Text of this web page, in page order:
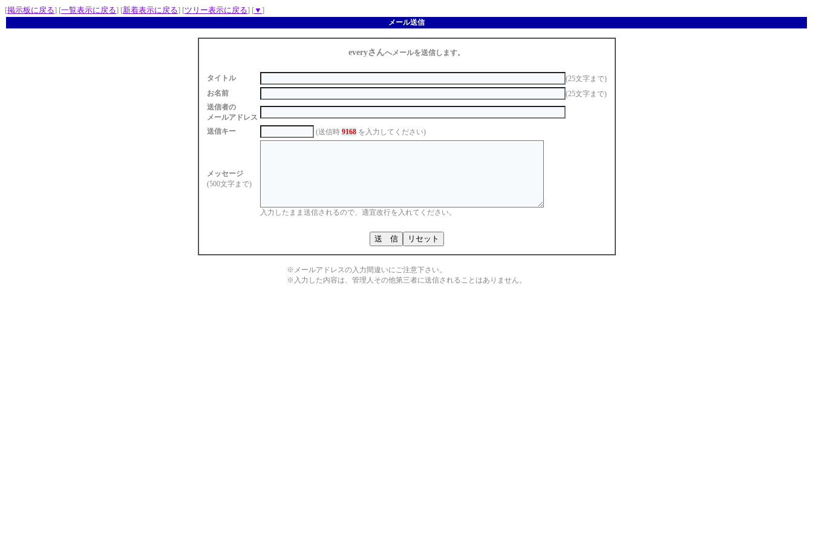
[掲示板に戻る] [一覧表示に戻る] [新着表示に戻る] [ツリー表示に戻る] [▼ ]
メール送信
everyさんへメールを送信します。
タイトル
(25文字まで)
お名前
(25文字まで)
送信者の
メールアドレス
送信キー
(送信時 9168を入力してください)
メッセージ
(500文字まで)
入力したまま送信されるので、適宜改行を入れてください。
※メールアドレスの入力間違いにご注意下さい。
※入力した内容は、管理人その他第三者に送信されることはありません。